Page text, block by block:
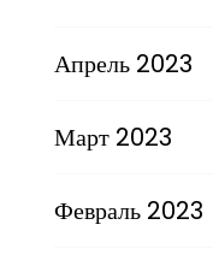
Апрель 2023
Март 2023
Февраль 2023